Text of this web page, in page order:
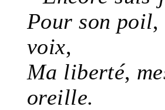
Pour son poil,
voix,
Ma liberté,
oreille.